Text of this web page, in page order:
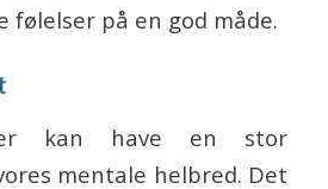
følelser på en god måde.
kan have en stor
mentale helbred. Det